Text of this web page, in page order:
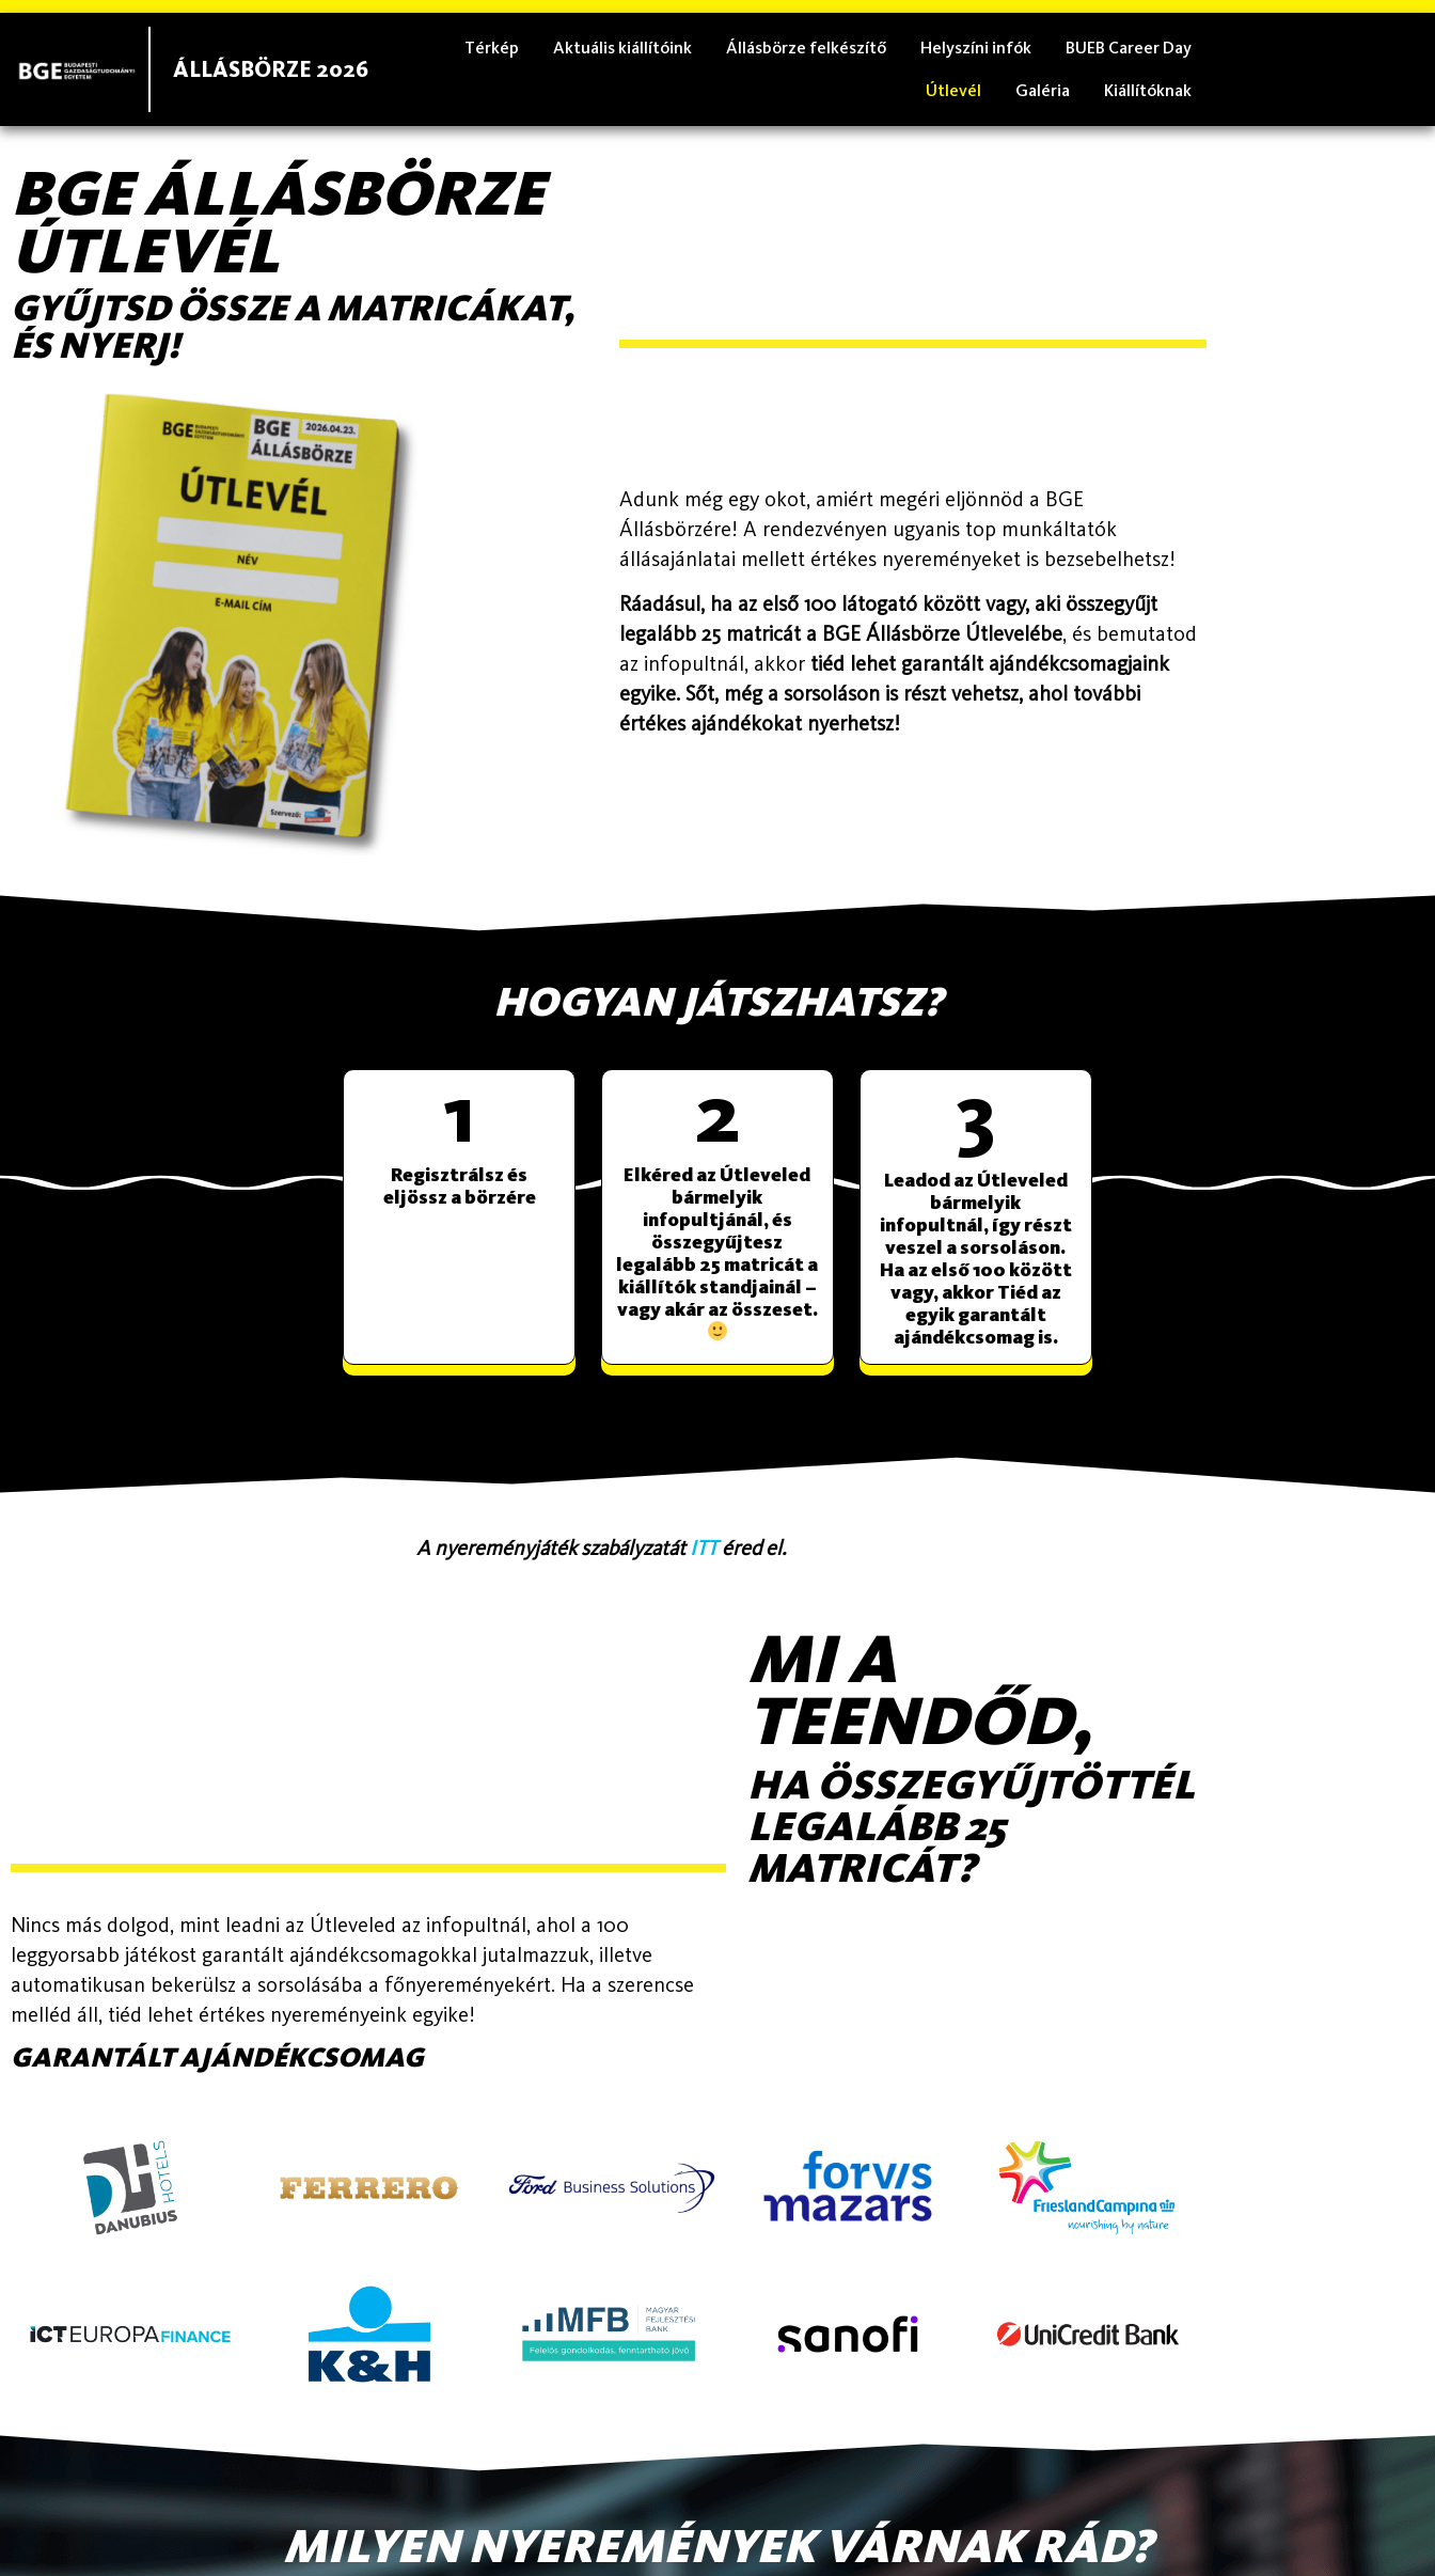
ÁLLÁSBÖRZE 2026
Térkép Aktuális kiállítóink Állásbörze felkészítő Helyszíni infók BUEB Career Day
Útlevél Galéria Kiállítóknak
BGE ÁLLÁSBÖRZE
ÚTLEVÉL
GYŰJTSD ÖSSZE A MATRICÁKAT,
ÉS NYERJ!
Adunk még egy okot, amiért megéri eljönnöd a BGE
Állásbörzére! A rendezvényen ugyanis top munkáltatók
állásajánlatai mellett értékes nyereményeket is bezsebelhetsz!
Ráadásul, ha az első 100 látogató között vagy, aki összegyűjt
legalább 25 matricát a BGE Állásbörze Útlevelébe, és bemutatod
az infopultnál, akkor tiéd lehet garantált ajándékcsomagjaink
egyike. Sőt, még a sorsoláson is részt vehetsz, ahol további
értékes ajándékokat nyerhetsz!
HOGYAN JÁTSZHATSZ?​
1
Regisztrálsz és
eljössz a börzére
2
Elkéred az Útleveled
bármelyik
infopultjánál, és
összegyűjtesz
legalább 25 matricát a
kiállítók standjainál –
vagy akár az összeset.
3
Leadod az Útleveled
bármelyik
infopultnál, így részt
veszel a sorsoláson.
Ha az első 100 között
vagy, akkor Tiéd az
egyik garantált
ajándékcsomag is.
A nyereményjáték szabályzatátITTéred el.
MI A
TEENDŐD,
HA ÖSSZEGYŰJTÖTTÉL
LEGALÁBB 25
MATRICÁT?
Nincs más dolgod, mint leadni az Útleveled az infopultnál, ahol a 100
leggyorsabb játékost garantált ajándékcsomagokkal jutalmazzuk, illetve
automatikusan bekerülsz a sorsolásába a főnyereményekért. Ha a szerencse
melléd áll, tiéd lehet értékes nyereményeink egyike!
GARANTÁLT AJÁNDÉKCSOMAG
MILYEN NYEREMÉNYEK VÁRNAK RÁD?